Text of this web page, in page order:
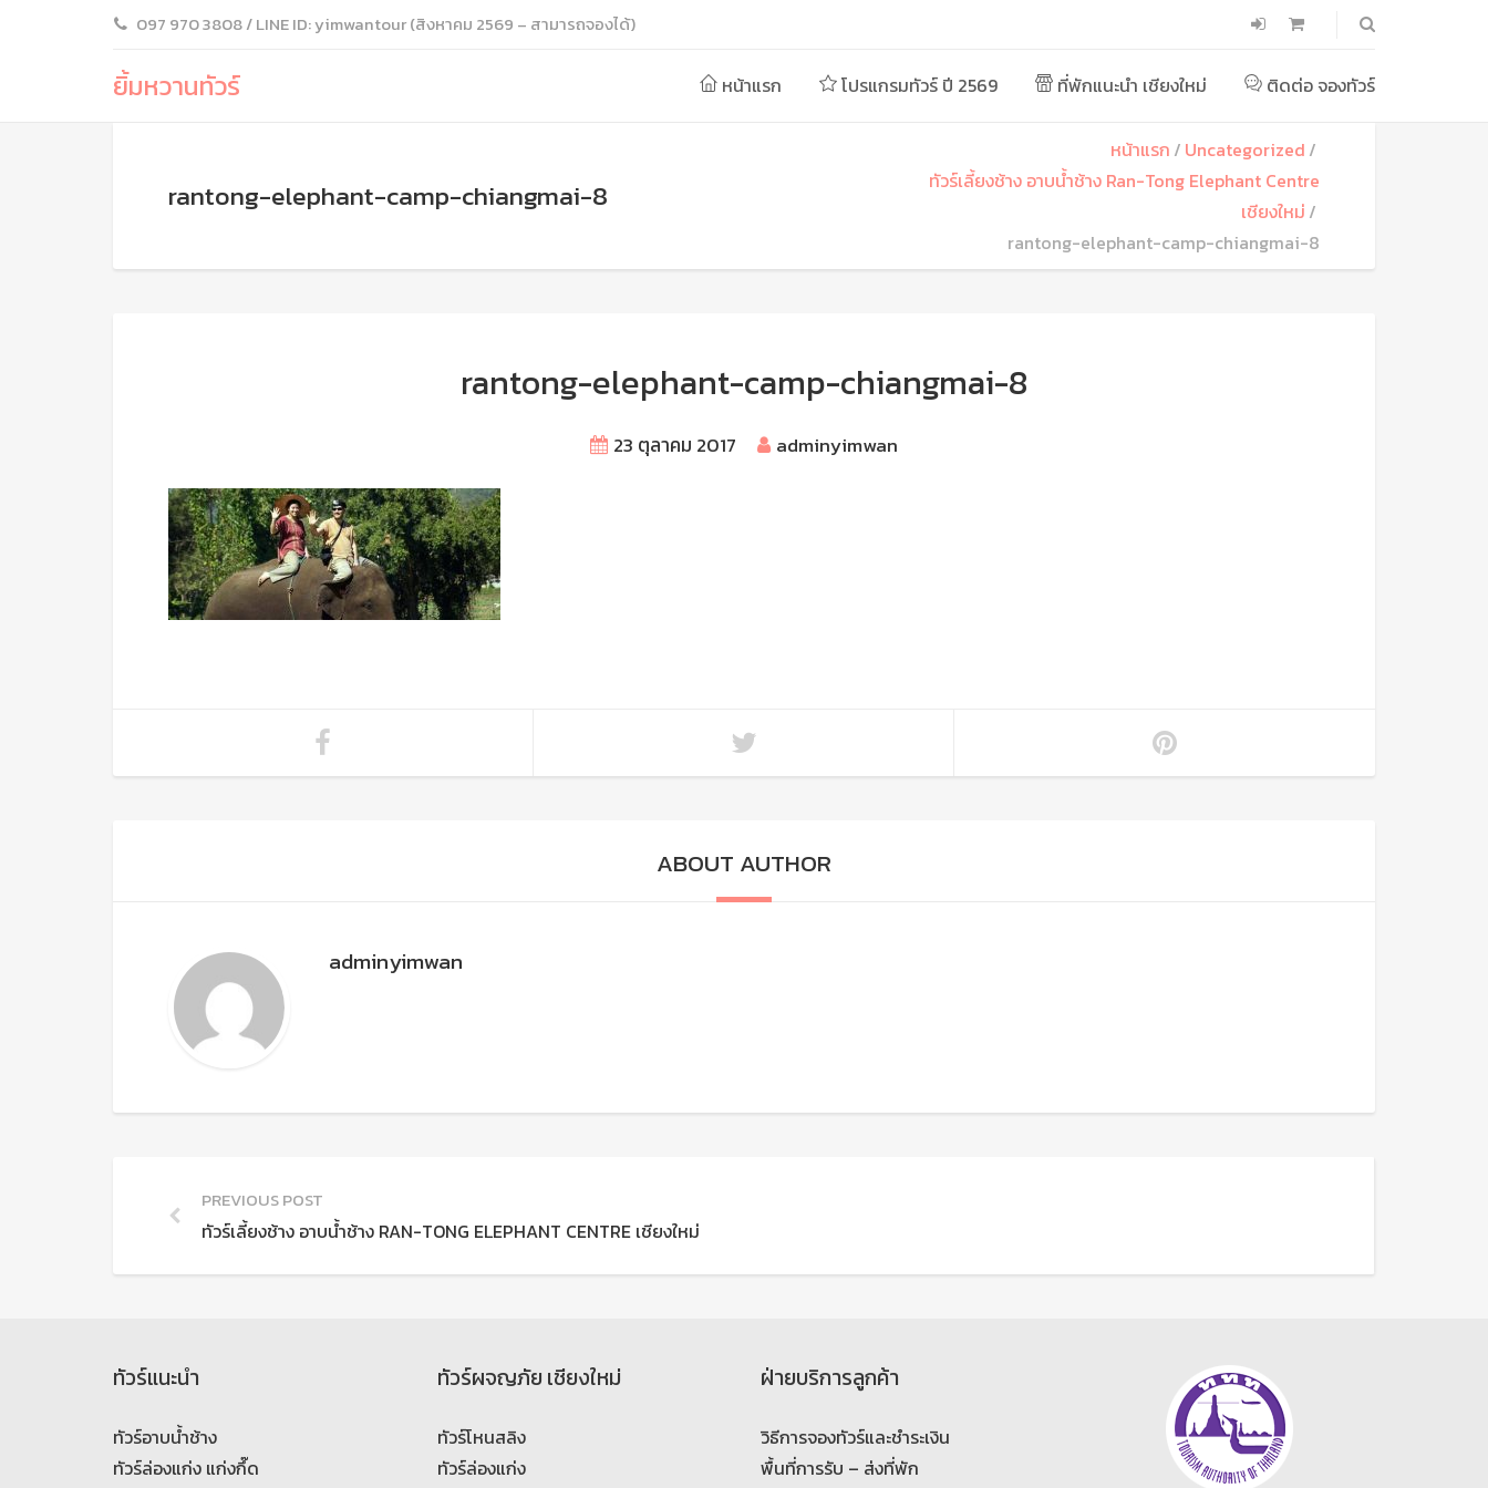
097 970 3808 / LINE ID: yimwantour (สิงหาคม 2569 – สามารถจองได้)
ยิ้มหวานทัวร์ หน้าแรก โปรแกรมทัวร์ ปี 2569 ที่พักแนะนำ เชียงใหม่ ติดต่อ จองทัวร์
rantong-elephant-camp-chiangmai-8
หน้าแรก
Uncategorized
ทัวร์เลี้ยงช้าง อาบน้ำช้าง Ran-Tong Elephant Centre
เชียงใหม่
rantong-elephant-camp-chiangmai-8
rantong-elephant-camp-chiangmai-8
23 ตุลาคม 2017 adminyimwan
ABOUT AUTHOR
adminyimwan
PREVIOUS POST
ทัวร์เลี้ยงช้าง อาบน้ำช้าง RAN-TONG ELEPHANT CENTRE เชียงใหม่
ทัวร์แนะนำ
ทัวร์อาบน้ำช้าง
ทัวร์ล่องแก่ง แก่งกึ๊ด
ทัวร์ผจญภัย เชียงใหม่
ทัวร์โหนสลิง
ทัวร์ล่องแก่ง
ฝ่ายบริการลูกค้า
วิธีการจองทัวร์และชำระเงิน
พื้นที่การรับ – ส่งที่พัก